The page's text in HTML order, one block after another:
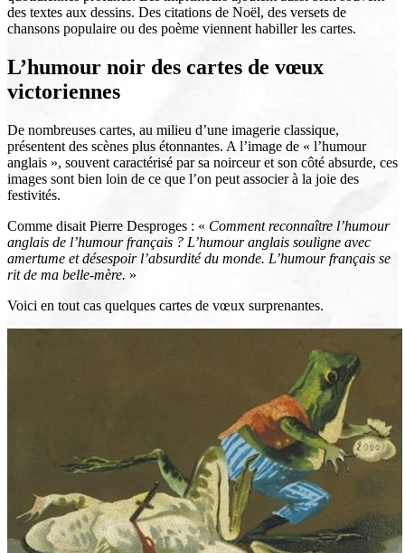
des textes aux dessins. Des citations de Noël, des versets de
chansons populaire ou des poème viennent habiller les cartes.
L’humour noir des cartes de vœux
victoriennes
De nombreuses cartes, au milieu d’une imagerie classique,
présentent des scènes plus étonnantes. A l’image de « l’humour
anglais », souvent caractérisé par sa noirceur et son côté absurde, ces
images sont bien loin de ce que l’on peut associer à la joie des
festivités.
Comme disait Pierre Desproges : « Comment reconnaître l’humour
anglais de l’humour français ? L’humour anglais souligne avec
amertume et désespoir l’absurdité du monde. L’humour français se
rit de ma belle-mère. »
Voici en tout cas quelques cartes de vœux surprenantes.